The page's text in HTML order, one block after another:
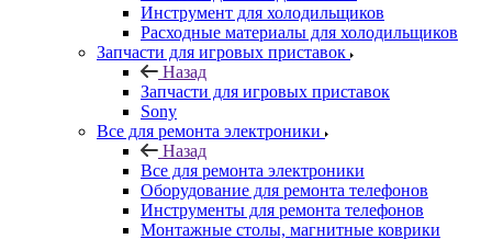
Инструмент для холодильщиков
Расходные материалы для холодильщиков
Запчасти для игровых приставок
Назад
Запчасти для игровых приставок
Sony
Все для ремонта электроники
Назад
Все для ремонта электроники
Оборудование для ремонта телефонов
Инструменты для ремонта телефонов
Монтажные столы, магнитные коврики